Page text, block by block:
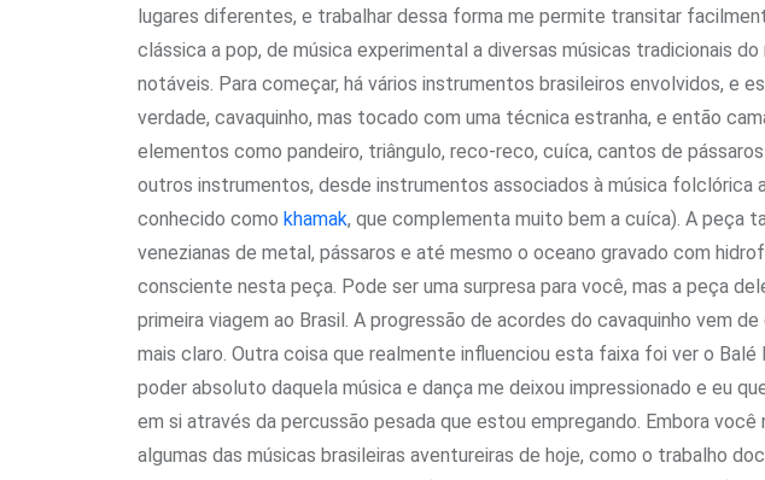
lugares diferentes, e trabalhar dessa forma me permite transitar
clássica a pop, de música experimental a diversas músicas tradicionais
notáveis. Para começar, há vários instrumentos brasileiros envolvidos, e
verdade, cavaquinho, mas tocado com uma técnica estranha, e então
elementos como pandeiro, triângulo, reco-reco, cuíca, cantos de
outros instrumentos, desde instrumentos associados à música
conhecido como khamak, que complementa muito bem a cuíca). A peça
venezianas de metal, pássaros e até mesmo o oceano gravado com
consciente nesta peça. Pode ser uma surpresa para você, mas a peça
primeira viagem ao Brasil. A progressão de acordes do cavaquinho vem
mais claro. Outra coisa que realmente influenciou esta faixa foi ver o
poder absoluto daquela música e dança me deixou impressionado e eu
em si através da percussão pesada que estou empregando. Embora
algumas das músicas brasileiras aventureiras de hoje, como o trabalho